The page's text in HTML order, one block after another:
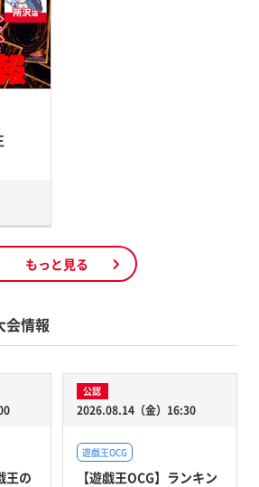
もっと見る
会情報
王の
公認
2026.08.14（金）16:30
遊戯王OCG
【遊戯王OCG】ランキン